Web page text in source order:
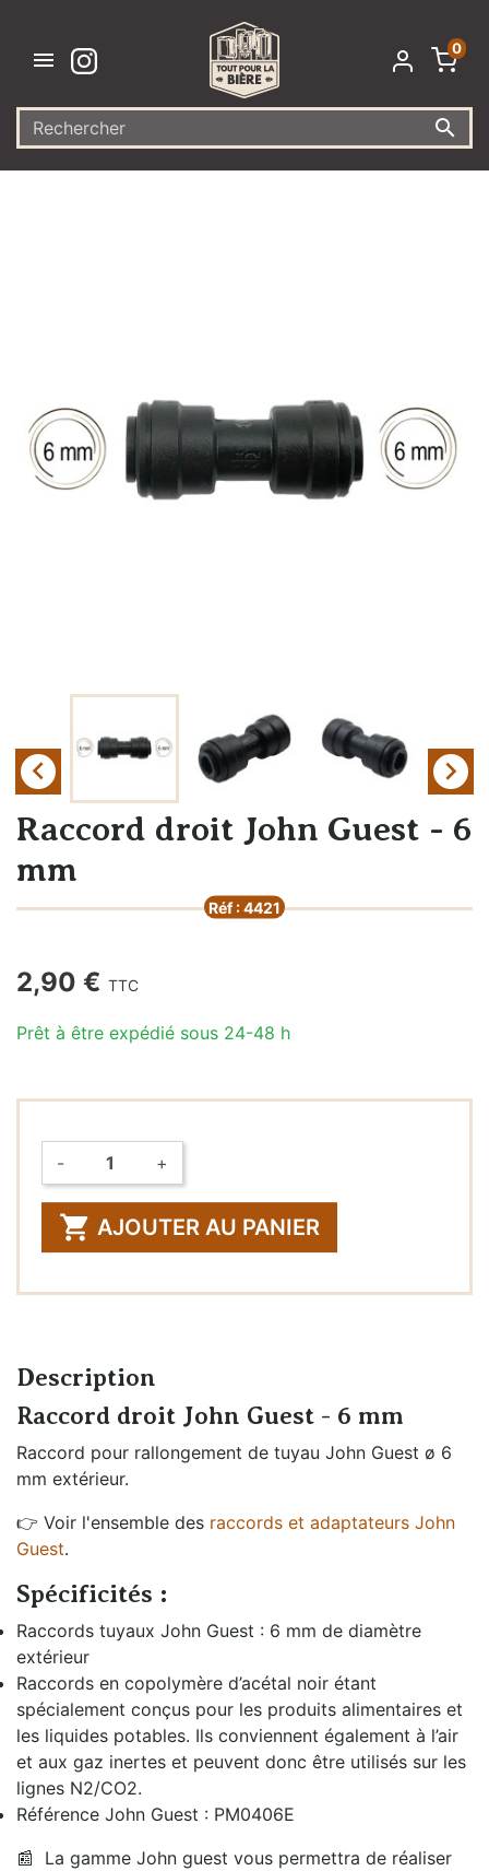


0
 
Raccord droit John Guest - 6
mm
Réf : 4421
2,90 € TTC
Prêt à être expédié sous 24-48 h
Quantité
- +
 AJOUTER AU PANIER
Description
Raccord droit John Guest - 6 mm
Raccord pour rallongement de tuyau John Guest ø 6
mm extérieur.
👉 Voir l'ensemble des raccords et adaptateurs John
Guest.
Spécificités :
Raccords tuyaux John Guest : 6 mm de diamètre
extérieur
Raccords en copolymère d’acétal noir étant
spécialement conçus pour les produits alimentaires et
les liquides potables. Ils conviennent également à l’air
et aux gaz inertes et peuvent donc être utilisés sur les
lignes N2/CO2.
Référence John Guest : PM0406E
📰 La gamme John guest vous permettra de réaliser